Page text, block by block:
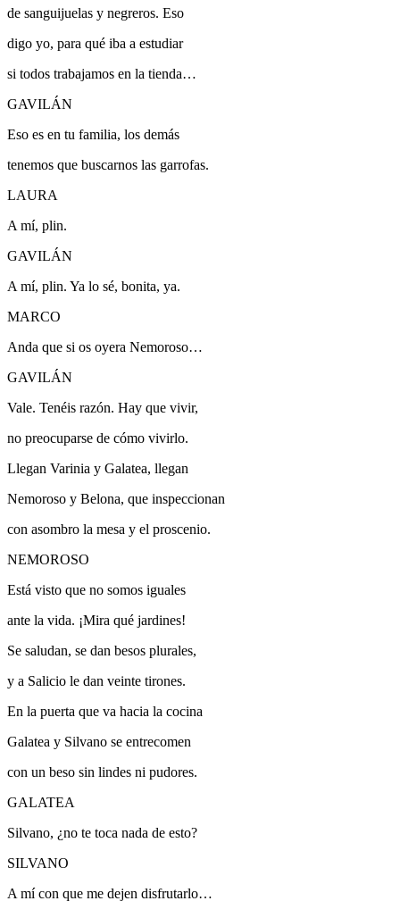
de sanguijuelas y negreros. Eso
digo yo, para qué iba a estudiar
si todos trabajamos en la tienda…
GAVILÁN
Eso es en tu familia, los demás
tenemos que buscarnos las garrofas.
LAURA
A mí, plin.
GAVILÁN
A mí, plin. Ya lo sé, bonita, ya.
MARCO
Anda que si os oyera Nemoroso…
GAVILÁN
Vale. Tenéis razón. Hay que vivir,
no preocuparse de cómo vivirlo.
Llegan Varinia y Galatea, llegan
Nemoroso y Belona, que inspeccionan
con asombro la mesa y el proscenio.
NEMOROSO
Está visto que no somos iguales
ante la vida. ¡Mira qué jardines!
Se saludan, se dan besos plurales,
y a Salicio le dan veinte tirones.
En la puerta que va hacia la cocina
Galatea y Silvano se entrecomen
con un beso sin lindes ni pudores.
GALATEA
Silvano, ¿no te toca nada de esto?
SILVANO
A mí con que me dejen disfrutarlo…